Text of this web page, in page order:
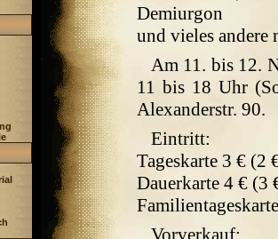
Demiurgon
und vieles andere
Am 11. bis 12.
11 bis 18 Uhr
Alexanderstr. 90.
Eintritt:
Tageskarte 3 € (2
Dauerkarte 4 € (3
Vorverkauf: